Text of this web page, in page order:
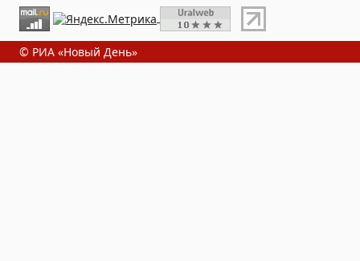
© РИА «Новый День»